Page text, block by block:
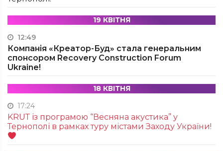
19 КВІТНЯ
12:49
Компанія «Креатор-Буд» стала генеральним
спонсором Recovery Construction Forum
Ukraine!
18 КВІТНЯ
17:24
KRUТ із програмою “Весняна акустика” у
Тернополі в рамках туру містами Заходу України!